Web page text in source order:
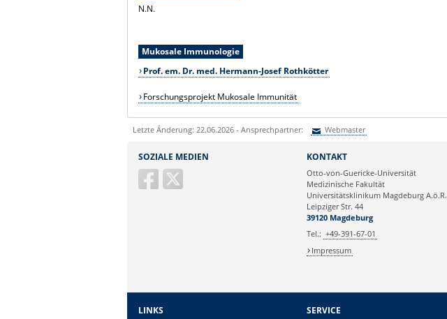
N.N.
Mukosale Immunologie
Prof. em. Dr. med. Hermann-Josef Rothkötter
Forschungsprojekt Mukosale Immunität
Letzte Änderung: 22.06.2026 - Ansprechpartner: Webmaster
Ihre E-Mailadresse:
SOZIALE MEDIEN KONTAKT
Otto-von-Guericke-Universität
Medizinische Fakultät
Universitätsklinikum Magdeburg A.ö.R.
Leipziger Str. 44
39120 Magdeburg
Tel.: +49-391-67-01
Impressum
LINKS SERVICE